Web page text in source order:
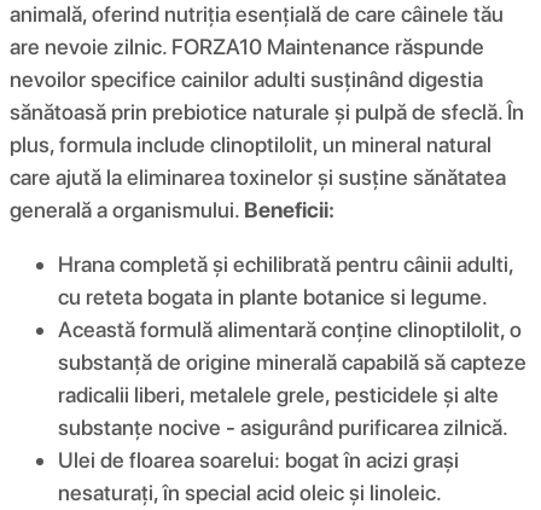
animală, oferind nutriția esențială de care câinele tău
are nevoie zilnic. FORZA10 Maintenance răspunde
nevoilor specifice cainilor adulti susținând digestia
sănătoasă prin prebiotice naturale și pulpă de sfeclă. În
plus, formula include clinoptilolit, un mineral natural
care ajută la eliminarea toxinelor și susține sănătatea
generală a organismului. Beneficii:
Hrana completă și echilibrată pentru câinii adulti,
cu reteta bogata in plante botanice si legume.
Această formulă alimentară conține clinoptilolit, o
substanță de origine minerală capabilă să capteze
radicalii liberi, metalele grele, pesticidele și alte
substanțe nocive - asigurând purificarea zilnică.
Ulei de floarea soarelui: bogat în acizi grași
nesaturați, în special acid oleic și linoleic.